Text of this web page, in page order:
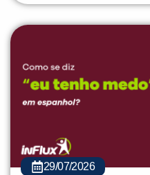
29/07/2026